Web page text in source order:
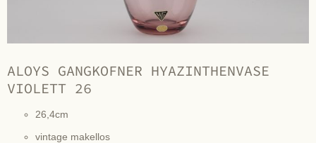
ALOYS GANGKOFNER HYAZINTHENVASE
VIOLETT 26
26,4cm
vintage makellos